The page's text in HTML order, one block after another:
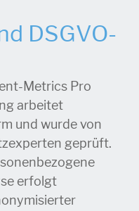
DSGVO-
Metrics Pro
arbeitet
und wurde von
geprüft.
erfolgt